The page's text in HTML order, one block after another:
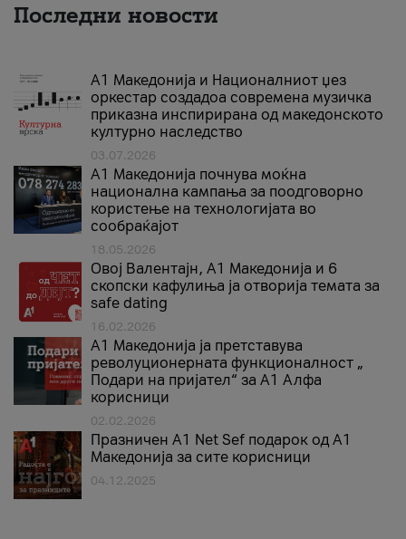
Последни новости
А1 Македонија и Националниот џез
оркестар создадоа современа музичка
приказна инспирирана од македонското
културно наследство
03.07.2026
A1 Македонија почнува моќна
национална кампања за поодговорно
користење на технологијата во
сообраќајот
18.05.2026
Овој Валентајн, A1 Македонија и 6
скопски кафулиња ја отворија темата за
safe dating
16.02.2026
А1 Македонија ја претставува
револуционерната функционалност „
Подари на пријател“ за А1 Алфа
корисници
02.02.2026
Празничен A1 Net Sеf подарок од А1
Македонија за сите корисници
04.12.2025